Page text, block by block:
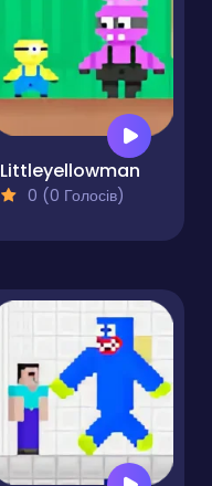
Littleyellowman
0 (0 Голосів)